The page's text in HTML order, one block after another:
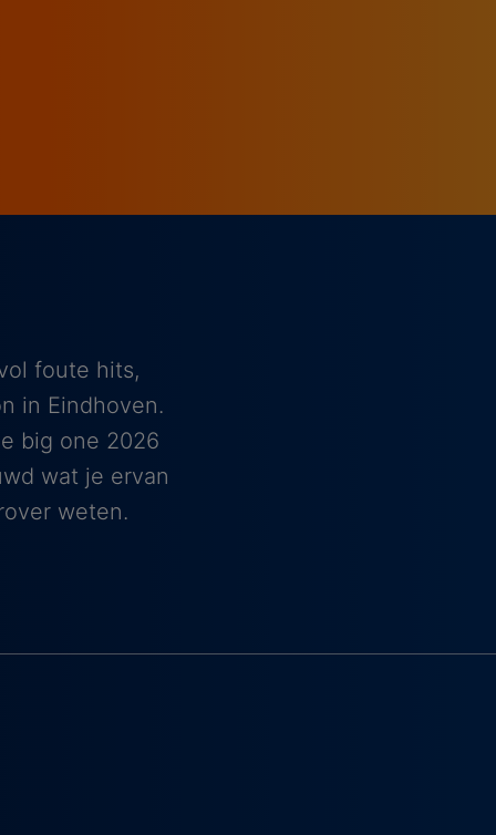
foute hits,
in Eindhoven.
big one 2026
wat je ervan
weten.